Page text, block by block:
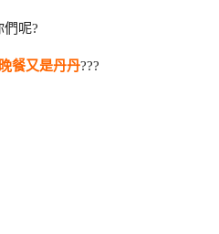
們呢?
餐又是丹丹???